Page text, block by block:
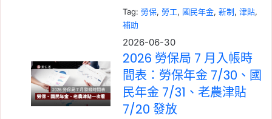
Tag:勞保, 勞工, 國民年金, 新制, 津貼
補助
2026-06-30
2026 勞保局 7 月入帳時
間表：勞保年金 7/30、國
民年金 7/31、老農津貼
7/20 發放